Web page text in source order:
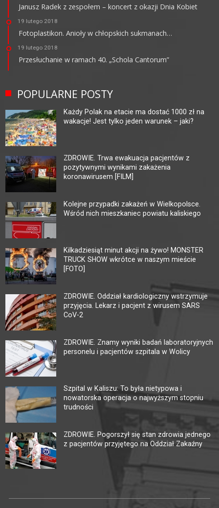
Janusz Radek z zespołem – koncert z okazji Dnia Kobiet
19 lutego 2018
Fotoplastikon. Anioły w chłopskich sukmanach…
19 lutego 2018
Przesłuchanie w ramach 40. „Schola Cantorum”
POPULARNE POSTY
Każdy Polak na etacie ma dostać 1000 zł na
wakacje! Jest tylko jeden warunek – jaki?
ZDROWIE. Trwa ewakuacja pacjentów z
pozytywnymi wynikami zakażenia
koronawirusem [FILM]
Kolejne przypadki zakażeń w Wielkopolsce.
Wśród nich mieszkaniec powiatu kaliskiego
Kilkadziesiąt minut akcji na żywo! MONSTER
TRUCK SHOW wkrótce w naszym mieście
[FOTO]
ZDROWIE. Oddział kardiologiczny wstrzymuje
przyjęcia. Lekarz i pacjent z wirusem SARS
CoV-2
ZDROWIE. Znamy wyniki badań laboratoryjnych
personelu i pacjentów szpitala w Wolicy
Szpital w Kaliszu: To była nietypowa i
nowatorska operacja o najwyższym stopniu
trudności
ZDROWIE. Pogorszył się stan zdrowia jednego
z pacjentów przyjętego na Oddział Zakaźny